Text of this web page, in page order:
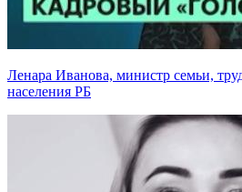
Ленара Иванова, министр семьи,
населения РБ